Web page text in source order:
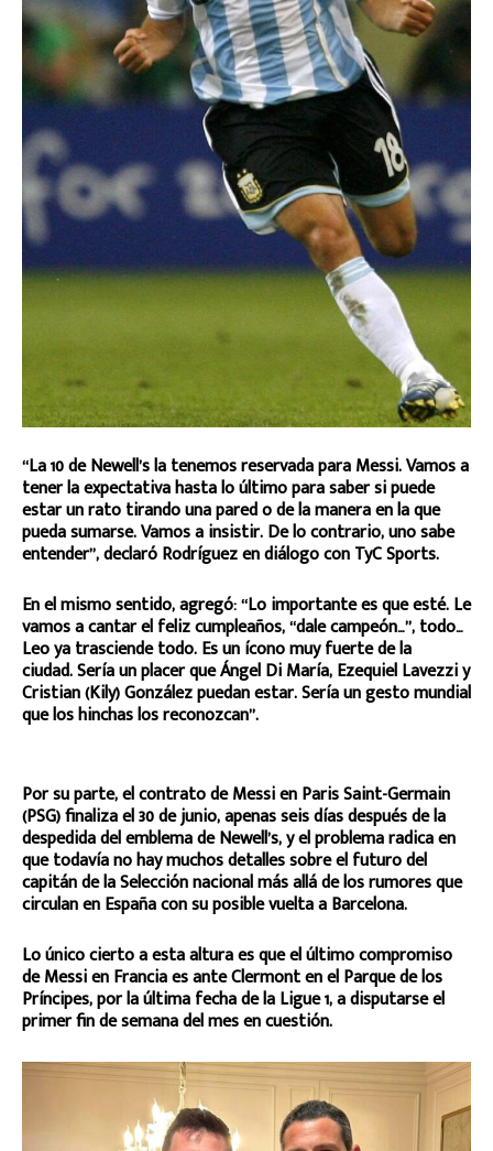
“La 10 de Newell’s la tenemos reservada para Messi. Vamos a
tener la expectativa hasta lo último para saber si puede
estar un rato tirando una pared o de la manera en la que
pueda sumarse. Vamos a insistir. De lo contrario, uno sabe
entender”, declaró Rodríguez en diálogo con TyC Sports.
En el mismo sentido, agregó: “Lo importante es que esté. Le
vamos a cantar el feliz cumpleaños, “dale campeón…”, todo…
Leo ya trasciende todo. Es un ícono muy fuerte de la
ciudad. Sería un placer que Ángel Di María, Ezequiel Lavezzi y
Cristian (Kily) González puedan estar. Sería un gesto mundial
que los hinchas los reconozcan”.
Por su parte, el contrato de Messi en Paris Saint-Germain
(PSG) finaliza el 30 de junio, apenas seis días después de la
despedida del emblema de Newell’s, y el problema radica en
que todavía no hay muchos detalles sobre el futuro del
capitán de la Selección nacional más allá de los rumores que
circulan en España con su posible vuelta a Barcelona.
Lo único cierto a esta altura es que el último compromiso
de Messi en Francia es ante Clermont en el Parque de los
Príncipes, por la última fecha de la Ligue 1, a disputarse el
primer fin de semana del mes en cuestión.